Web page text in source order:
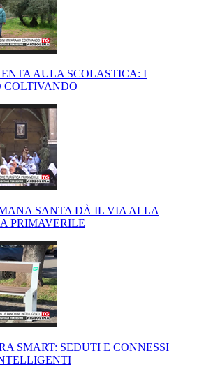
AULA SCOLASTICA: I
SANTA DÀ IL VIA ALLA
PRIMAVERILE
SMART: SEDUTI E CONNESSI